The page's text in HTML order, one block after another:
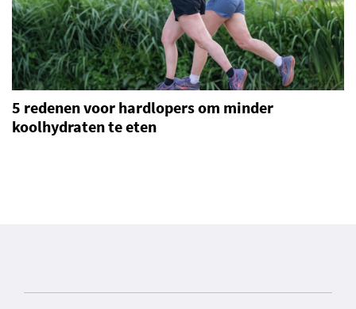
5 redenen voor hardlopers om minder
koolhydraten te eten